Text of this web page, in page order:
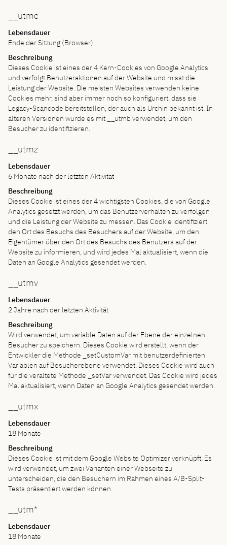
__utmc
Lebensdauer
Ende der Sitzung (Browser)
Beschreibung
Dieses Cookie ist eines der 4 Kern-Cookies von Google Analytics
und verfolgt Benutzeraktionen auf der Website und misst die
Leistung der Website. Die meisten Websites verwenden keine
Cookies mehr, sind aber immer noch so konfiguriert, dass sie
Legacy-Scancode bereitstellen, der auch als Urchin bekannt ist. In
älteren Versionen wurde es mit __utmb verwendet, um den
Besucher zu identifizieren.
__utmz
Lebensdauer
6 Monate nach der letzten Aktivität
Beschreibung
Dieses Cookie ist eines der 4 wichtigsten Cookies, die von Google
Analytics gesetzt werden, um das Benutzerverhalten zu verfolgen
und die Leistung der Website zu messen. Das Cookie identifiziert
den Ort des Besuchs des Besuchers auf der Website, um den
Eigentümer über den Ort des Besuchs des Benutzers auf der
Website zu informieren, und wird jedes Mal aktualisiert, wenn die
Daten an Google Analytics gesendet werden.
__utmv
Lebensdauer
2 Jahre nach der letzten Aktivität
Beschreibung
Wird verwendet, um variable Daten auf der Ebene der einzelnen
Besucher zu speichern. Dieses Cookie wird erstellt, wenn der
Entwickler die Methode _setCustomVar mit benutzerdefinierten
Variablen auf Besucherebene verwendet. Dieses Cookie wird auch
für die veraltete Methode _setVar verwendet. Das Cookie wird jedes
Mal aktualisiert, wenn Daten an Google Analytics gesendet werden.
__utmx
Lebensdauer
18 Monate
Beschreibung
Dieses Cookie ist mit dem Google Website Optimizer verknüpft. Es
wird verwendet, um zwei Varianten einer Webseite zu
unterscheiden, die den Besuchern im Rahmen eines A/B-Split-
Tests präsentiert werden können.
__utm*
Lebensdauer
18 Monate